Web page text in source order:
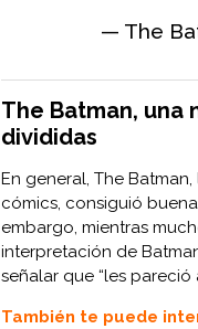
— The
The Batman, una
divididas
En general, The
cómics, consiguió
embargo, mientras
interpretación de
señalar que “les pareció
También te puede